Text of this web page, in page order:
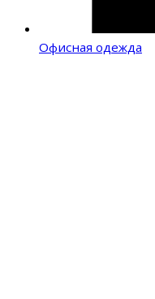
Офисная одежда